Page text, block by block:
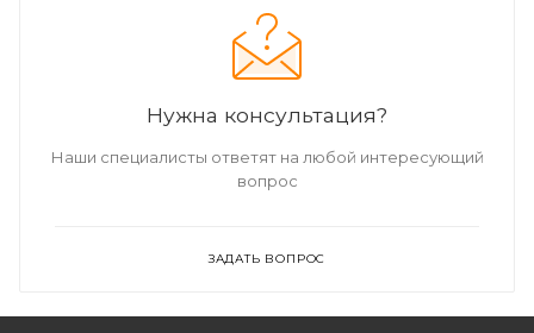
Нужна консультация?
Наши специалисты ответят на любой интересующий
вопрос
ЗАДАТЬ ВОПРОС